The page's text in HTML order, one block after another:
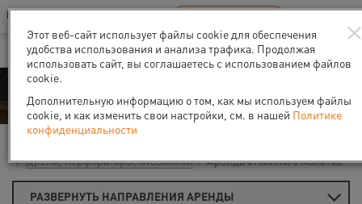
Ваш город:Псков
В Вашем регионе нет наших офисов RU EN
Аренда
Дрели, перфораторы, отбойники
Аренда отбойного молотка
РАЗВЕРНУТЬ НАПРАВЛЕНИЯ АРЕНДЫ
Этот веб-сайт использует файлы cookie для обеспечения
удобства использования и анализа трафика. Продолжая
использовать сайт, вы соглашаетесь с использованием файлов
cookie.
Дополнительную информацию о том, как мы используем файлы
cookie, и как изменить свои настройки, см. в нашей Политике
конфиденциальности